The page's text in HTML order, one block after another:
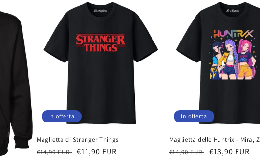
In offerta
Maglietta di Stranger Things
Prezzo
€14,90 EUR Prezzo
€11,90 EUR
In offerta
Maglietta delle Huntrix - Mira,
Prezzo
€14,90 EUR Prezzo
€13,90 EUR